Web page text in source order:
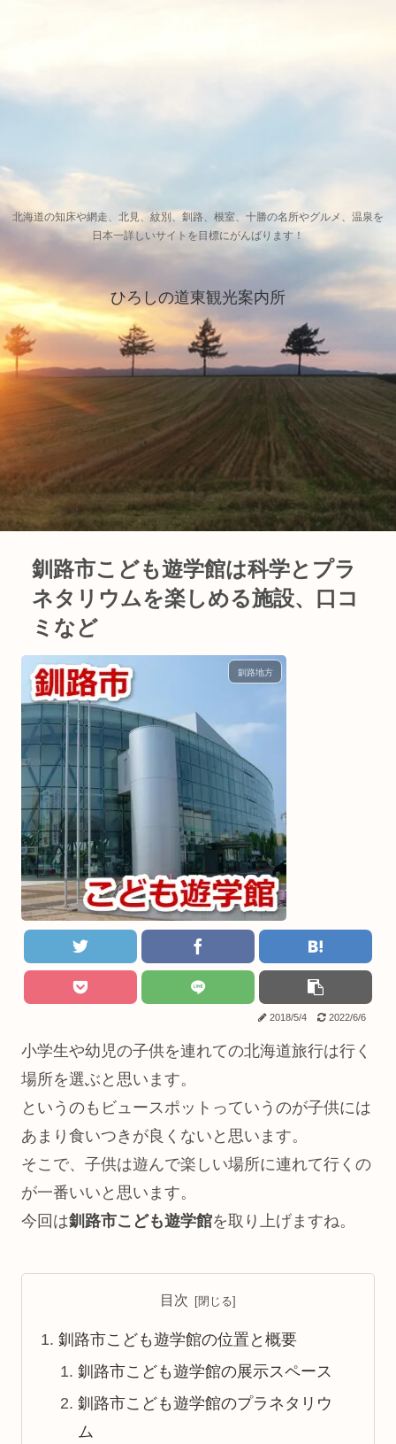
北海道の知床や網走、北見、紋別、釧路、根室、十勝の名所やグルメ、温泉を
日本一詳しいサイトを目標にがんばります！
ひろしの道東観光案内所
釧路市こども遊学館は科学とプラ
ネタリウムを楽しめる施設、口コ
ミなど
釧路地方
2018/5/4 2022/6/6
小学生や幼児の子供を連れての北海道旅行は行く
場所を選ぶと思います。
というのもビュースポットっていうのが子供には
あまり食いつきが良くないと思います。
そこで、子供は遊んで楽しい場所に連れて行くの
が一番いいと思います。
今回は釧路市こども遊学館を取り上げますね。
目次
釧路市こども遊学館の位置と概要
釧路市こども遊学館の展示スペース
釧路市こども遊学館のプラネタリウ
ム